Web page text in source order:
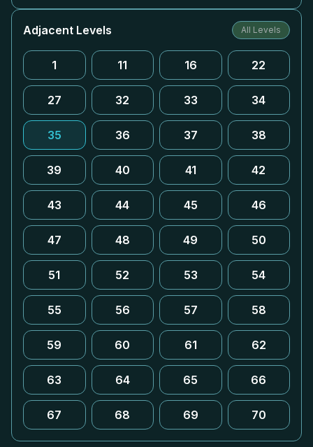
Adjacent Levels All Levels
1 11 16 22
27 32 33 34
35 36 37 38
39 40 41 42
43 44 45 46
47 48 49 50
51 52 53 54
55 56 57 58
59 60 61 62
63 64 65 66
67 68 69 70